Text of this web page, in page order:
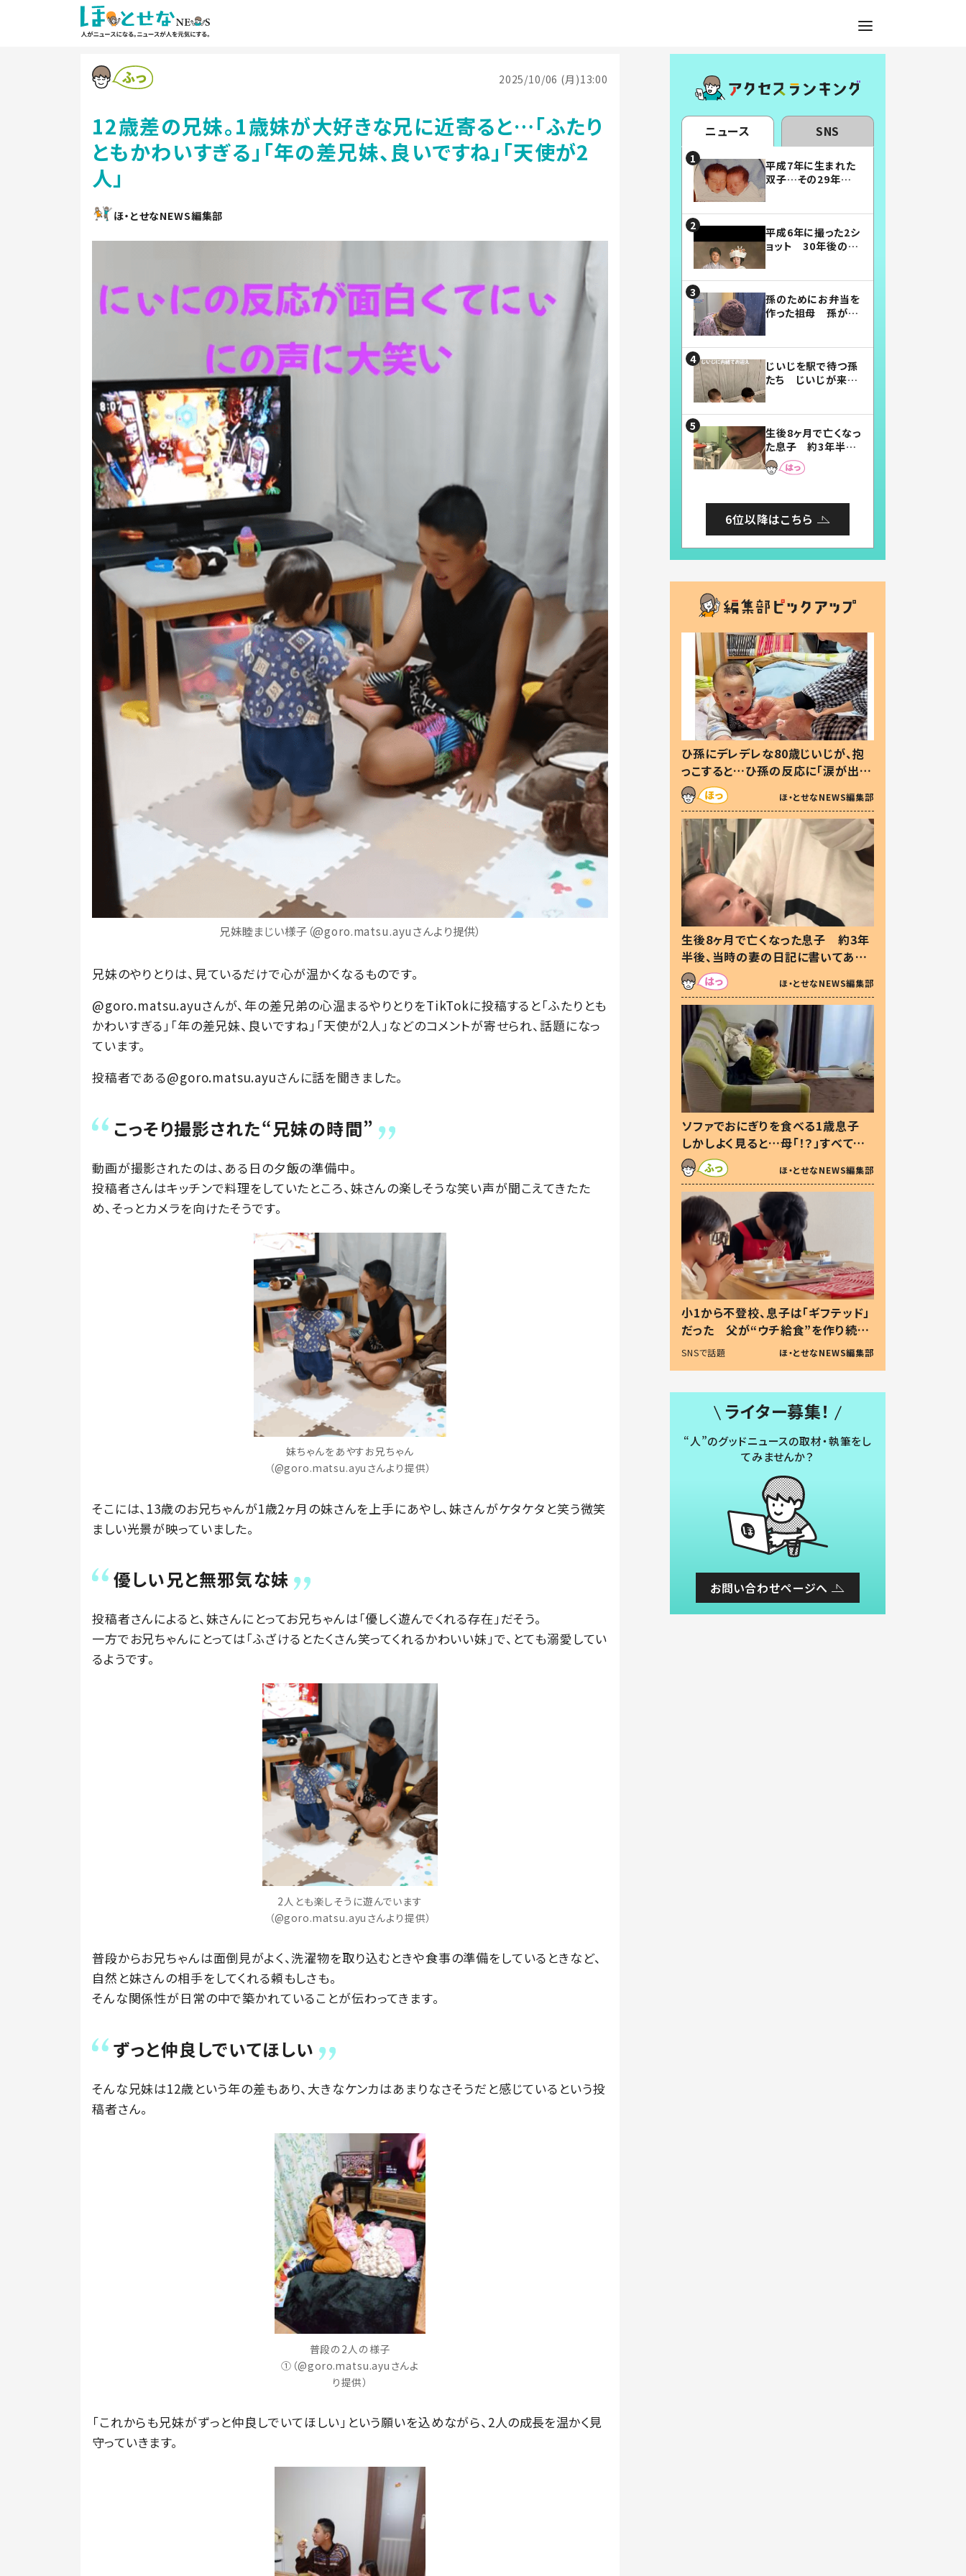
2025/10/06 (月)13:00
12歳差の兄妹。1歳妹が大好きな兄に近寄ると…「ふたり
ともかわいすぎる」「年の差兄妹、良いですね」「天使が2
人」
ほ・とせなNEWS編集部
兄妹睦まじい様子（@goro.matsu.ayuさんより提供）
兄妹のやりとりは、見ているだけで心が温かくなるものです。
@goro.matsu.ayuさんが、年の差兄弟の心温まるやりとりをTikTokに投稿すると「ふたりとも
かわいすぎる」「年の差兄妹、良いですね」「天使が2人」などのコメントが寄せられ、話題になっ
ています。
投稿者である@goro.matsu.ayuさんに話を聞きました。
こっそり撮影された“兄妹の時間”
動画が撮影されたのは、ある日の夕飯の準備中。
投稿者さんはキッチンで料理をしていたところ、妹さんの楽しそうな笑い声が聞こえてきたた
め、そっとカメラを向けたそうです。
妹ちゃんをあやすお兄ちゃん
（@goro.matsu.ayuさんより提供）
そこには、13歳のお兄ちゃんが1歳2ヶ月の妹さんを上手にあやし、妹さんがケタケタと笑う微笑
ましい光景が映っていました。
優しい兄と無邪気な妹
投稿者さんによると、妹さんにとってお兄ちゃんは「優しく遊んでくれる存在」だそう。
一方でお兄ちゃんにとっては「ふざけるとたくさん笑ってくれるかわいい妹」で、とても溺愛してい
るようです。
2人とも楽しそうに遊んでいます
（@goro.matsu.ayuさんより提供）
普段からお兄ちゃんは面倒見がよく、洗濯物を取り込むときや食事の準備をしているときなど、
自然と妹さんの相手をしてくれる頼もしさも。
そんな関係性が日常の中で築かれていることが伝わってきます。
ずっと仲良しでいてほしい
そんな兄妹は12歳という年の差もあり、大きなケンカはあまりなさそうだと感じているという投
稿者さん。
普段の2人の様子
①（@goro.matsu.ayuさんよ
り提供）
「これからも兄妹がずっと仲良しでいてほしい」という願いを込めながら、2人の成長を温かく見
守っていきます。
ニュース SNS
平成7年に生まれた
双子…その29年後
平成6年に撮った2シ
ョット 30年後の姿
孫のためにお弁当を
作った祖母 孫が絶
じいじを駅で待つ孫
たち じいじが来た
まらない」「幸せにな
れる」
生後8ヶ月で亡くなっ
た息子 約3年半
後、当時の妻の日記
に書いてあった本音
6位以降はこちら
ひ孫にデレデレな80歳じいじが、抱
っこすると…ひ孫の反応に「涙が出ま
した」「可愛くて仕方ない」
ほ・とせなNEWS編集部
生後8ヶ月で亡くなった息子 約3年
半後、当時の妻の日記に書いてあっ
た本音とは
ほ・とせなNEWS編集部
ソファでおにぎりを食べる1歳息子
しかしよく見ると…母「！？」すべてを
察した母の投稿に「可愛いから許
す！」「現行犯〜」
ほ・とせなNEWS編集部
小1から不登校、息子は「ギフテッド」
だった 父が“ウチ給食”を作り続け
る理由とは #令和の親 #令和の子
SNSで話題 ほ・とせなNEWS編集部
ライター募集！
“人”のグッドニュースの取材・執筆をし
てみませんか？
お問い合わせページへ